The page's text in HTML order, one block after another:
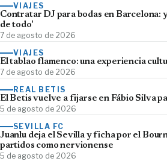
VIAJES
Contratar DJ para bodas en Barcelona:
de todo'
7 de agosto de 2026
VIAJES
El tablao flamenco: una experiencia
7 de agosto de 2026
REAL BETIS
El Betis vuelve a fijarse en Fábio Silva
5 de agosto de 2026
SEVILLA FC
Juanlu deja el Sevilla y ficha por el
partidos como nervionense
5 de agosto de 2026